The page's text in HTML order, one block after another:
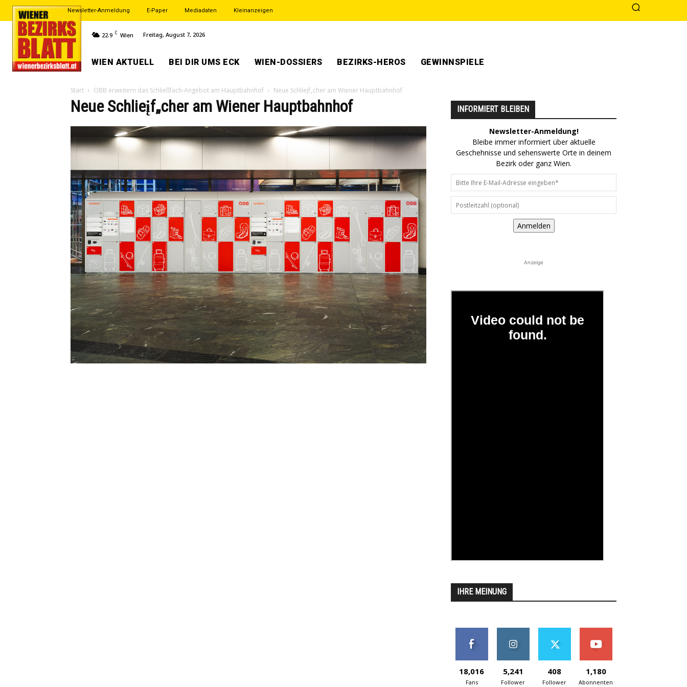
Newsletter-Anmeldung E-Paper Mediadaten Kleinanzeigen
22.9 C Wien Freitag, August 7, 2026
WIEN AKTUELL BEI DIR UMS ECK WIEN-DOSSIERS BEZIRKS-HEROS GEWINNSPIELE
Start ÖBB erweitern das Schließfach-Angebot am Hauptbahnhof Neue Schlieįf„cher am Wiener Hauptbahnhof
Neue Schlieįf„cher am Wiener Hauptbahnhof INFORMIERT BLEIBEN
Newsletter-Anmeldung!
Bleibe immer informiert über aktuelle
Geschehnisse und sehenswerte Orte in deinem
Bezirk oder ganz Wien.
Anmelden
Anzeige
IHRE MEINUNG
18,016
Fans
5,241
Follower
408
Follower
1,180
Abonnenten